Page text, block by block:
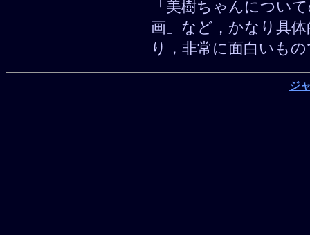
「美樹ちゃんについ
画」など，かなり具
り，非常に面白いも
ジ